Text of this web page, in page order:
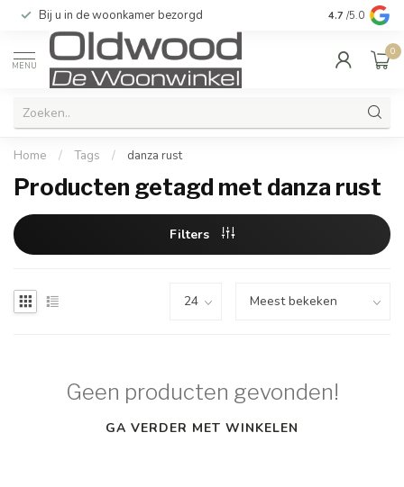
Bij u in de woonkamer bezorgd Kwaliteit &
4.7 /5.0
MENU
0
Home / Tags / danza rust
Producten getagd met danza rust
Filters
Geen producten gevonden!
GA VERDER MET WINKELEN